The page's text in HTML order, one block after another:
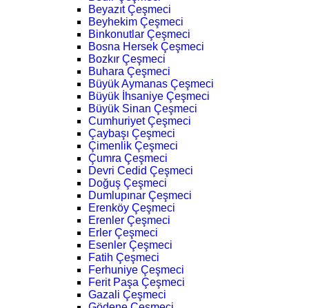
Beyazıt Çeşmeci
Beyhekim Çeşmeci
Binkonutlar Çeşmeci
Bosna Hersek Çeşmeci
Bozkır Çeşmeci
Buhara Çeşmeci
Büyük Aymanas Çeşmeci
Büyük İhsaniye Çeşmeci
Büyük Sinan Çeşmeci
Cumhuriyet Çeşmeci
Çaybaşı Çeşmeci
Çimenlik Çeşmeci
Çumra Çeşmeci
Devri Cedid Çeşmeci
Doğuş Çeşmeci
Dumlupınar Çeşmeci
Erenköy Çeşmeci
Erenler Çeşmeci
Erler Çeşmeci
Esenler Çeşmeci
Fatih Çeşmeci
Ferhuniye Çeşmeci
Ferit Paşa Çeşmeci
Gazali Çeşmeci